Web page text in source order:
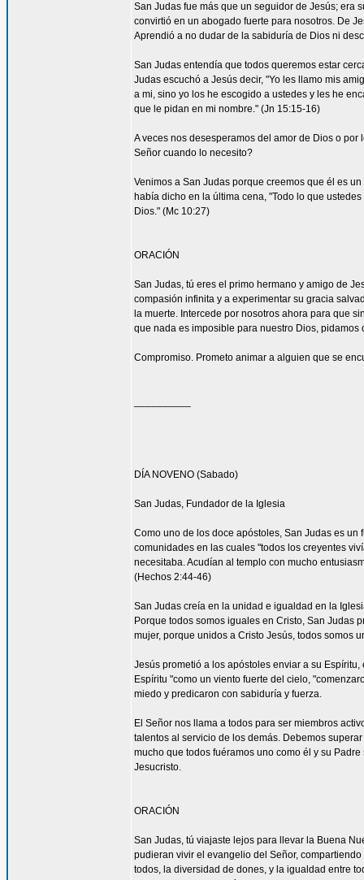
San Judas fue más que un seguidor de Jesús; era
convirtió en un abogado fuerte para nosotros. De
Aprendió a no dudar de la sabiduría de Dios ni
San Judas entendía que todos queremos estar
Judas escuchó a Jesús decir, "Yo les llamo mis
a mi, sino yo los he escogido a ustedes y les he
que le pidan en mi nombre." (Jn 15:15-16)
A veces nos desesperamos del amor de Dios o
Señor cuando lo necesito?
Venimos a San Judas porque creemos que él es
había dicho en la última cena, "Todo lo que
Dios." (Mc 10:27)
ORACIÓN
San Judas, tú eres el primo hermano y amigo de
compasión infinita y a experimentar su gracia
la muerte. Intercede por nosotros ahora para que
que nada es imposible para nuestro Dios,
Compromiso. Prometo animar a alguien que se
DÍA NOVENO (Sabado)
San Judas, Fundador de la Iglesia
Como uno de los doce apóstoles, San Judas es
comunidades en las cuales "todos los creyentes
necesitaba. Acudían al templo con mucho
(Hechos 2:44-46)
San Judas creía en la unidad e igualdad en la
Porque todos somos iguales en Cristo, San Judas
mujer, porque unidos a Cristo Jesús, todos somos
Jesús prometió a los apóstoles enviar a su
Espíritu "como un viento fuerte del cielo,
miedo y predicaron con sabiduría y fuerza.
El Señor nos llama a todos para ser miembros
talentos al servicio de los demás. Debemos
mucho que todos fuéramos uno como él y su
Jesucristo.
ORACIÓN
San Judas, tú viajaste lejos para llevar la Buena
pudieran vivir el evangelio del Señor,
todos, la diversidad de dones, y la igualdad entre